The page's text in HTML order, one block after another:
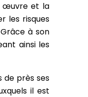
œuvre et la
les risques
à son
ainsi les
de près ses
il est